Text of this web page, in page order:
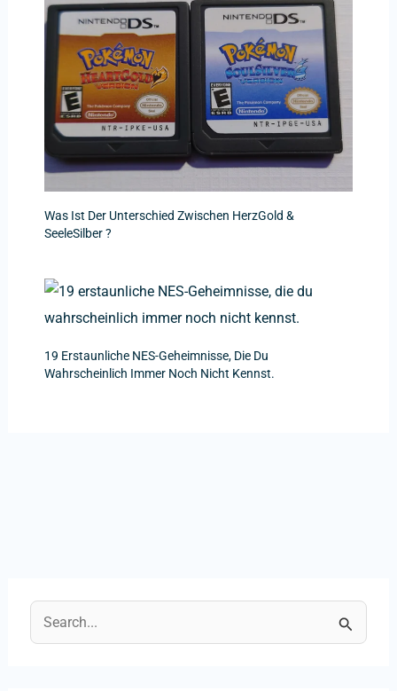
Was Ist Der Unterschied Zwischen HerzGold &
SeeleSilber ?
19 Erstaunliche NES-Geheimnisse, Die Du
Wahrscheinlich Immer Noch Nicht Kennst.